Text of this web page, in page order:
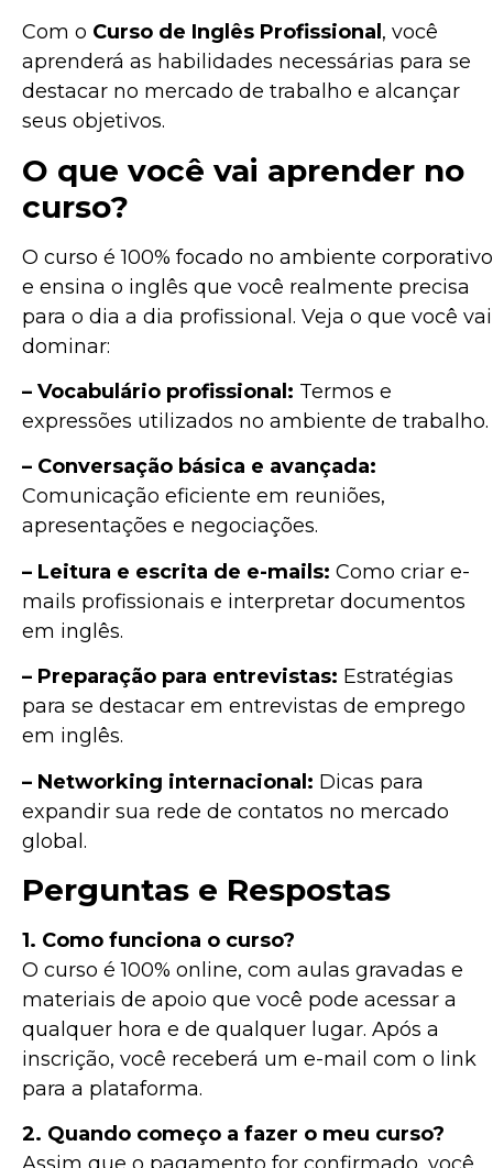
Com o Curso de Inglês Profissional , você
aprenderá as habilidades necessárias para se
destacar no mercado de trabalho e alcançar
seus objetivos.
O que você vai aprender no
curso?
O curso é 100% focado no ambiente corporativo
e ensina o inglês que você realmente precisa
para o dia a dia profissional. Veja o que você vai
dominar:
– Vocabulário profissional: Termos e
expressões utilizados no ambiente de trabalho.
– Conversação básica e avançada:
Comunicação eficiente em reuniões,
apresentações e negociações.
– Leitura e escrita de e-mails: Como criar e-
mails profissionais e interpretar documentos
em inglês.
– Preparação para entrevistas: Estratégias
para se destacar em entrevistas de emprego
em inglês.
– Networking internacional: Dicas para
expandir sua rede de contatos no mercado
global.
Perguntas e Respostas
1. Como funciona o curso?
O curso é 100% online, com aulas gravadas e
materiais de apoio que você pode acessar a
qualquer hora e de qualquer lugar. Após a
inscrição, você receberá um e-mail com o link
para a plataforma.
2. Quando começo a fazer o meu curso?